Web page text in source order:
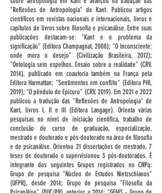
"Reflexões de Antropologia" de Kant. Publicou artigos
científicos em revistas nacionais e internacionais, livros e
capítulos de livros sobre filosofia e psicanálise. Entre suas
publicações destacam-se: "Kant e o problema da
significação" (Editora Champagnat, 2008); "O Inconsciente:
onde mora o desejo" (Civilização Brasileira, 2012);
"Ontologia sem espelhos. Ensaio sobre a realidade" (CRV,
2014), publicado em coautoria também na França pela
Editora Harmattan; "Sentimentos em conflito" (Editora PHI,
2019); "O pêndulo de Epicuro" (CRV, 2019). Em 2021 e 2022
publicou a tradução das "Reflexões de Antropologia" de
Kant, livros I, II e III (Editora Langage). Orienta várias
pesquisas no nível de iniciação científica, trabalho de
conclusão de curso de graduação, especialização,
mestrado e doutorado e pós-doutorado na área de filosofia
e de psicanálise. Orientou 21 dissertações de mestrado, 7
teses de doutorado e supervisionou 3 pós-doutorados. É
integrante dos seguintes Grupos registrados no CNPq:
Grupo de pesquisa "Núcleo de Estudos Nietzschianos"
(UFPR), desde 2014; Grupo de pesquisa "Filosofia da